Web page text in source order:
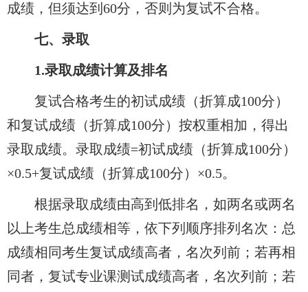
成绩，但须达到60分，否则为复试不合格。
七、录取
1.录取成绩计算及排名
复试合格考生的初试成绩（折算成100分）
和复试成绩（折算成100分）按权重相加，得出
录取成绩。录取成绩=初试成绩（折算成100分）
×0.5+复试成绩（折算成100分）×0.5。
根据录取成绩由高到低排名，如两名或两名
以上考生总成绩相等，依下列顺序排列名次：总
成绩相同考生复试成绩高者，名次列前；若再相
同者，复试专业课测试成绩高者，名次列前；若